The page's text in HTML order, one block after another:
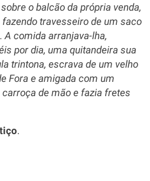
o balcão da própria venda,
travesseiro de um saco
A comida arranjava-lha,
por dia, uma quitandeira sua
trintona, escrava de um velho
Fora e amigada com um
de mão e fazia fretes
.